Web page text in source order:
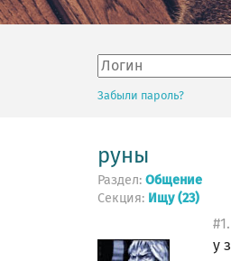
Забыли пароль?
руны
Раздел: Общение
Секция: Ищу (23)
у